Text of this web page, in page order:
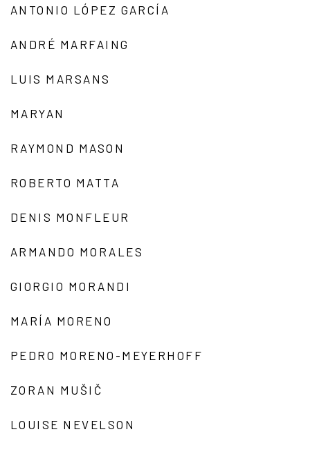
ANTONIO LÓPEZ GARCÍA
ANDRÉ MARFAING
LUIS MARSANS
MARYAN
RAYMOND MASON
ROBERTO MATTA
DENIS MONFLEUR
ARMANDO MORALES
GIORGIO MORANDI
MARÍA MORENO
PEDRO MORENO-MEYERHOFF
ZORAN MUŠIČ
LOUISE NEVELSON